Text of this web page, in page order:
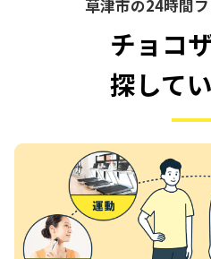
草津市の24時間
チョコ
探して